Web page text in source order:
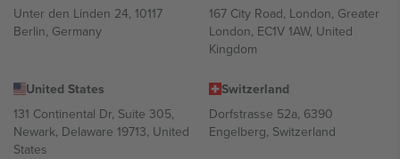
Unter den Linden 24, 10117
Berlin, Germany
167 City Road, London, Greater
London, EC1V 1AW, United
Kingdom
United States
131 Continental Dr, Suite 305,
Newark, Delaware 19713, United
States
Switzerland
Dorfstrasse 52a, 6390
Engelberg, Switzerland